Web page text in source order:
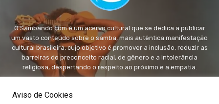
O Sambando.com é um acervo cultural que se dedica a publicar
um vasto conteúdo sobre o samba, mais autêntica manifestação
cultural brasileira, cujo objetivo é promover a inclusão, reduzir as
barreiras do preconceito racial, de gênero e a intolerância
religiosa, despertando o respeito ao próximo e a empatia.
Aviso de Cookies